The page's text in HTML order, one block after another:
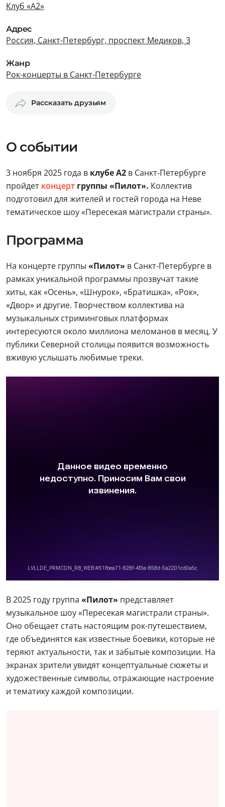
Клуб «А2»
Адрес
Россия, Санкт-Петербург, проспект Медиков, 3
Жанр
Рок-концерты в Санкт-Петербурге
Рассказать друзьям
О событии
3 ноября 2025 года в клубе А2 в Санкт-Петербурге
пройдет концерт группы «Пилот». Коллектив
подготовил для жителей и гостей города на Неве
тематическое шоу «Пересекая магистрали страны».
Программа
На концерте группы «Пилот» в Санкт-Петербурге в
рамках уникальной программы прозвучат такие
хиты, как «Осень», «Шнурок», «Братишка», «Рок»,
«Двор» и другие. Творчеством коллектива на
музыкальных стриминговых платформах
интересуются около миллиона меломанов в месяц. У
публики Северной столицы появится возможность
вживую услышать любимые треки.
В 2025 году группа «Пилот» представляет
музыкальное шоу «Пересекая магистрали страны».
Оно обещает стать настоящим рок-путешествием,
где объединятся как известные боевики, которые не
теряют актуальности, так и забытые композиции. На
экранах зрители увидят концептуальные сюжеты и
художественные символы, отражающие настроение
и тематику каждой композиции.